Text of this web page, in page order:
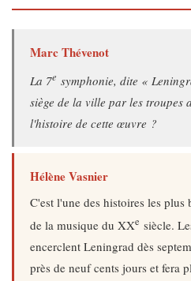
Marc Thévenot
La 7e symphonie, dite «
siège de la ville par les troupes
l'histoire de cette œuvre ?
Hélène Vasnier
C'est l'une des histoires les plus
de la musique du XXe siècle.
encerclent Leningrad dès
près de neuf cents jours et fera